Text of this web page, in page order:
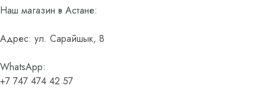
Наш магазин в Астане:
Адрес: ул. Сарайшык, 8
WhatsApp:
+7 747 474 42 57